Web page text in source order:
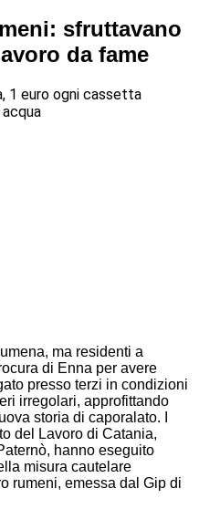
sfruttavano
da fame
1 euro ogni cassetta
ma residenti a
di Enna per avere
presso terzi in condizioni
irregolari, approfittando
storia di caporalato. I
del Lavoro di Catania,
hanno eseguito
misura cautelare
rumeni, emessa dal Gip di